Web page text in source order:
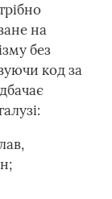
на
без
код за